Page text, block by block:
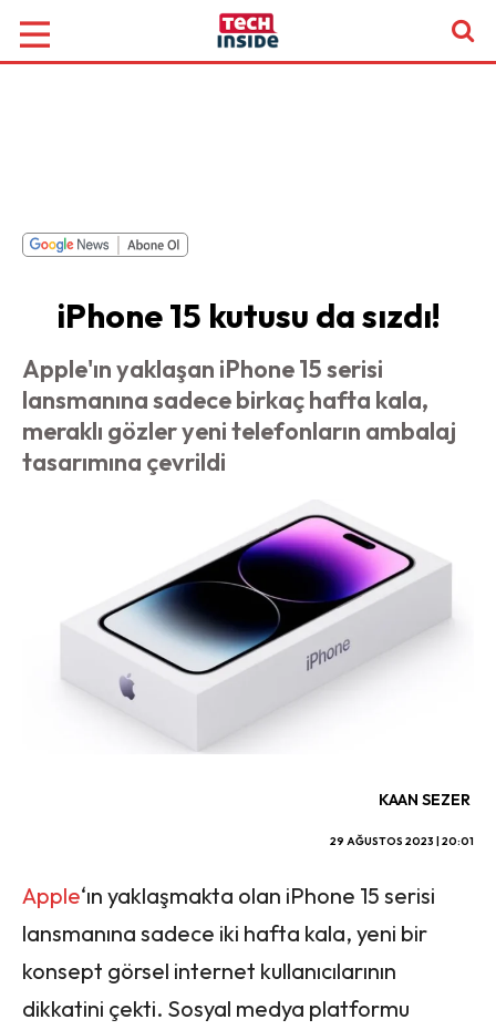
iPhone 15 kutusu da sızdı!
Apple'ın yaklaşan iPhone 15 serisi
lansmanına sadece birkaç hafta kala,
meraklı gözler yeni telefonların ambalaj
tasarımına çevrildi
KAAN SEZER
29 AĞUSTOS 2023 | 20:01
Apple‘ın yaklaşmakta olan iPhone 15 serisi
lansmanına sadece iki hafta kala, yeni bir
konsept görsel internet kullanıcılarının
dikkatini çekti. Sosyal medya platformu